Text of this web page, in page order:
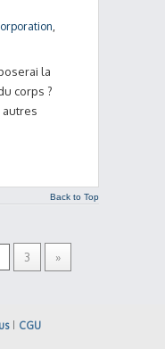
la
corps ?
autres
Back to Top
3 »
| CGU